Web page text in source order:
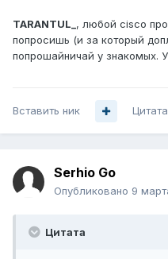
TARANTUL_, любой cisco
попросишь (и за который
попрошайничай у знакомых. У
Вставить ник Цитата
Serhio Go
Опубликовано 9
Цитата